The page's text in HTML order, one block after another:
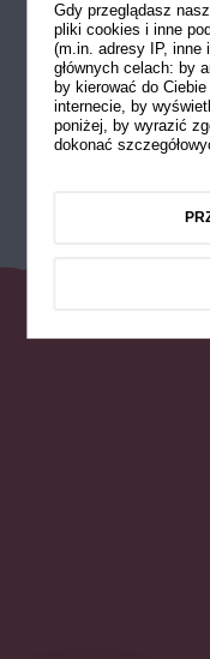
Gdy przeglądasz
pliki cookies i inne
(m.in. adresy IP, inne
głównych celach: by
by kierować do
internecie, by
poniżej, by wyrazić
dokonać